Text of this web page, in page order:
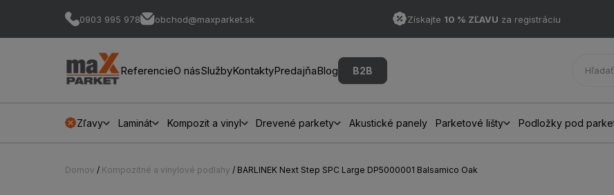
0903 995 978 obchod@maxparket.sk Získajte 10 % ZĽAVU za registráciu
ReferencieO násSlužbyKontaktyPredajňaBlog B2B
Zľavy Laminát Kompozit a vinyl Drevené parkety Akustické panely Parketové lišty Podložky pod
Domov / Kompozitné a vinylové podlahy / BARLINEK Next Step SPC Large DP5000001 Balsamico Oak